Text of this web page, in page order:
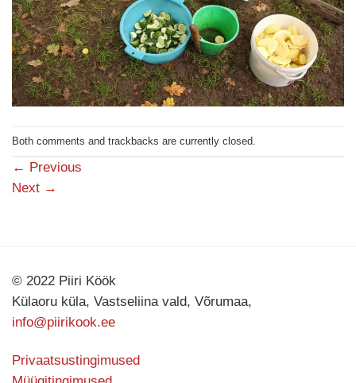
Both comments and trackbacks are currently closed.
← Previous
Next →
© 2022 Piiri Köök
Külaoru küla, Vastseliina vald, Võrumaa,
info@piirikook.ee
Privaatsustingimused